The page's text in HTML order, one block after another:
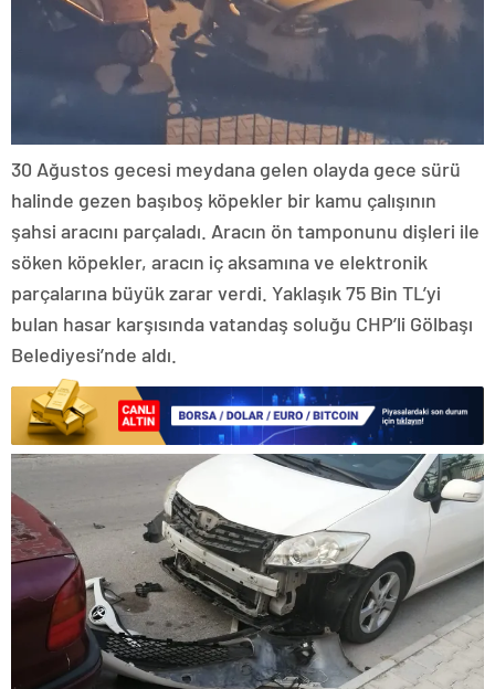
30 Ağustos gecesi meydana gelen olayda gece sürü
halinde gezen başıboş köpekler bir kamu çalışının
şahsi aracını parçaladı. Aracın ön tamponunu dişleri ile
söken köpekler, aracın iç aksamına ve elektronik
parçalarına büyük zarar verdi. Yaklaşık 75 Bin TL’yi
bulan hasar karşısında vatandaş soluğu CHP’li Gölbaşı
Belediyesi’nde aldı.